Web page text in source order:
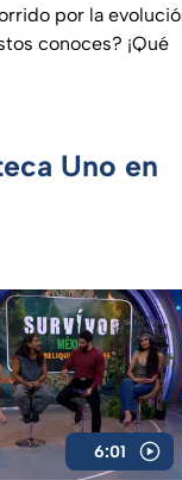
por la
conoces? ¡Qué
Uno en
6:01